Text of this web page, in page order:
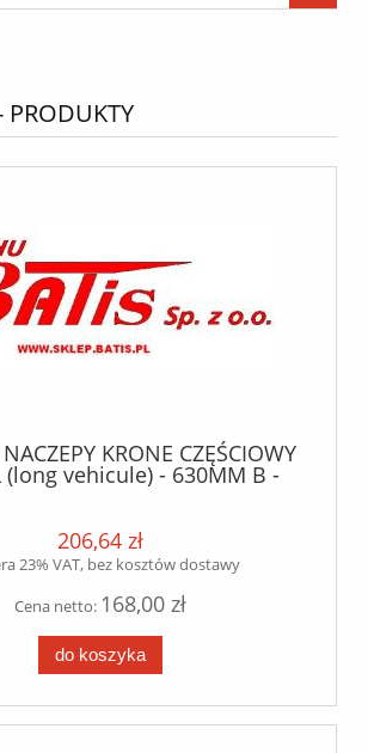
KRONE CZĘŚCIOWY
(long vehicule) - 630MM B -
206,64 zł
23% VAT, bez kosztów dostawy
Cena netto: 168,00 zł
do koszyka